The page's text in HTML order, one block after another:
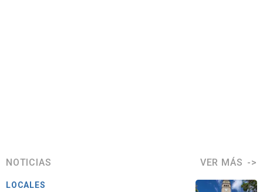
NOTICIAS VER MÁS
LOCALES